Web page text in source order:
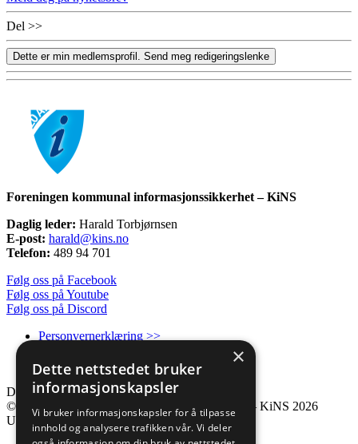
Del >>
Dette er min medlemsprofil. Send meg redigeringslenke
Foreningen kommunal informasjonssikkerhet – KiNS
Daglig leder: Harald Torbjørnsen
E-post: harald@kins.no
Telefon: 489 94 701
Følg oss på Facebook
Følg oss på Youtube
Følg oss på Discord
Personvernerklæring >>
Kontakt oss >>
Del >>
© Foreningen kommunal informasjonssikkerhet – KiNS 2026
Utviklet avFrameworks AS
×
Dette nettstedet bruker
informasjonskapsler
Vi bruker informasjonskapsler for å tilpasse
innhold og analysere trafikken vår. Vi deler